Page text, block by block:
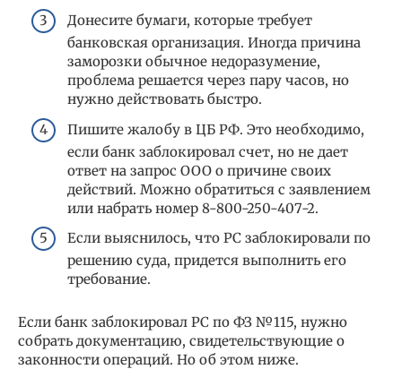
Донесите бумаги, которые требует
банковская организация. Иногда причина
заморозки обычное недоразумение,
проблема решается через пару часов, но
нужно действовать быстро.
Пишите жалобу в ЦБ РФ. Это необходимо,
если банк заблокировал счет, но не дает
ответ на запрос ООО о причине своих
действий. Можно обратиться с заявлением
или набрать номер 8-800-250-407-2.
Если выяснилось, что РС заблокировали по
решению суда, придется выполнить его
требование.
Если банк заблокировал РС по ФЗ №115, нужно
собрать документацию, свидетельствующие о
законности операций. Но об этом ниже.